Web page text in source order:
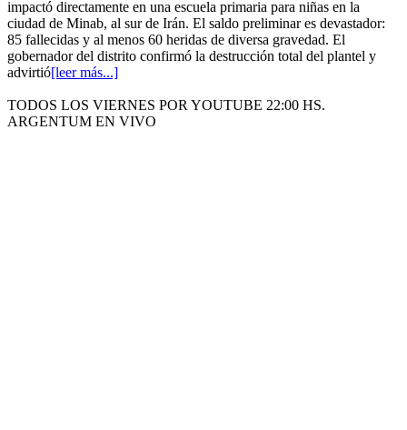
impactó directamente en una escuela primaria para niñas en la
ciudad de Minab, al sur de Irán. El saldo preliminar es devastador:
85 fallecidas y al menos 60 heridas de diversa gravedad. El
gobernador del distrito confirmó la destrucción total del plantel y
advirtió[leer más...]
TODOS LOS VIERNES POR YOUTUBE 22:00 HS.
ARGENTUM EN VIVO